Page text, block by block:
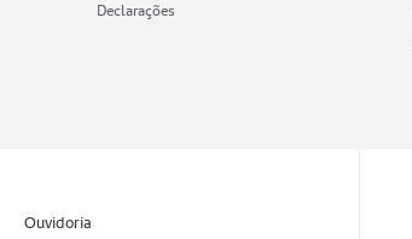
Declarações
Ouvidoria